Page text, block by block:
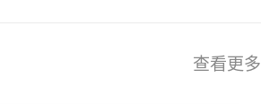
查看更多